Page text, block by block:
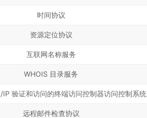
时间协议
资源定位协议
互联网名称服务
WHOIS 目录服务
IP 验证和访问的终端访问控制器访问控制系统
远程邮件检查协议